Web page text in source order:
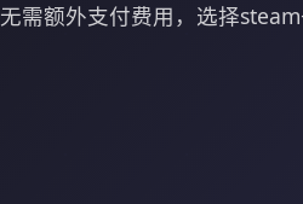
无需额外支付费用，选择